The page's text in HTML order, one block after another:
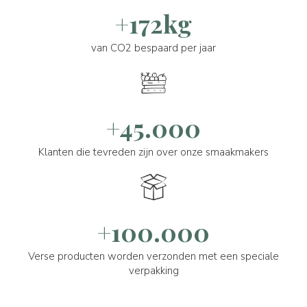
+172kg
van CO2 bespaard per jaar
+45.000
Klanten die tevreden zijn over onze smaakmakers
+100.000
Verse producten worden verzonden met een speciale
verpakking